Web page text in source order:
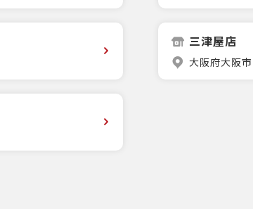
三津屋店
大阪府大阪